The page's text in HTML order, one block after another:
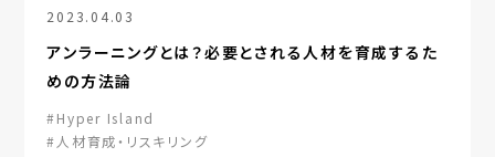
2023.04.03
アンラーニングとは？必要とされる人材を育成するた
めの方法論
#Hyper Island
#人材育成・リスキリング